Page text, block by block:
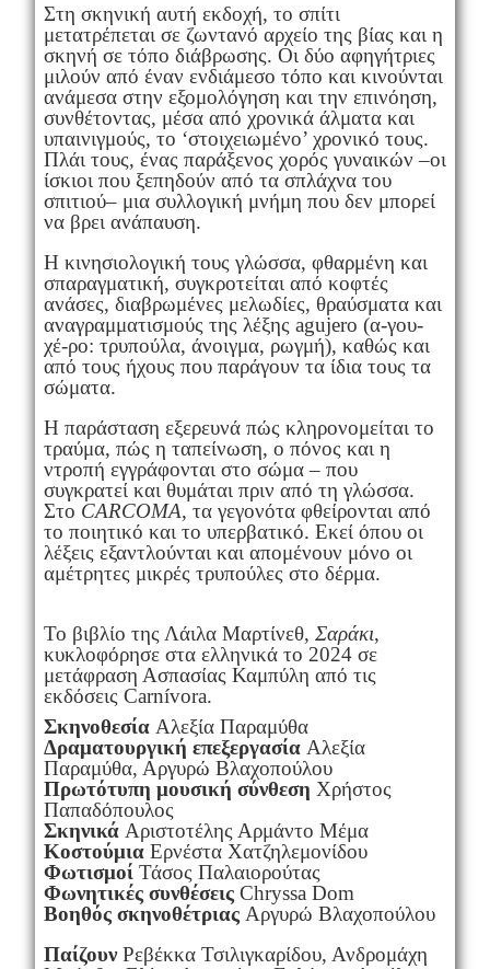
Στη σκηνική αυτή εκδοχή, το σπίτι
μετατρέπεται σε ζωντανό αρχείο της βίας και η
σκηνή σε τόπο διάβρωσης. Οι δύο αφηγήτριες
μιλούν από έναν ενδιάμεσο τόπο και κινούνται
ανάμεσα στην εξομολόγηση και την επινόηση,
συνθέτοντας, μέσα από χρονικά άλματα και
υπαινιγμούς, το ‘στοιχειωμένο’ χρονικό τους.
Πλάι τους, ένας παράξενος χορός γυναικών –οι
ίσκιοι που ξεπηδούν από τα σπλάχνα του
σπιτιού– μια συλλογική μνήμη που δεν μπορεί
να βρει ανάπαυση.
Η κινησιολογική τους γλώσσα, φθαρμένη και
σπαραγματική, συγκροτείται από κοφτές
ανάσες, διαβρωμένες μελωδίες, θραύσματα και
αναγραμματισμούς της λέξης agujero (α-γου-
χέ-ρο: τρυπούλα, άνοιγμα, ρωγμή), καθώς και
από τους ήχους που παράγουν τα ίδια τους τα
σώματα.
Η παράσταση εξερευνά πώς κληρονομείται το
τραύμα, πώς η ταπείνωση, ο πόνος και η
ντροπή εγγράφονται στο σώμα – που
συγκρατεί και θυμάται πριν από τη γλώσσα.
Στο CARCOMA, τα γεγονότα φθείρονται από
το ποιητικό και το υπερβατικό. Εκεί όπου οι
λέξεις εξαντλούνται και απομένουν μόνο οι
αμέτρητες μικρές τρυπούλες στο δέρμα.
Το βιβλίο της Λάιλα Μαρτίνεθ, Σαράκι,
κυκλοφόρησε στα ελληνικά το 2024 σε
μετάφραση Ασπασίας Καμπύλη από τις
εκδόσεις Carnívora.
Σκηνοθεσία Αλεξία Παραμύθα
Δραματουργική επεξεργασίαΑλεξία
Παραμύθα, Αργυρώ Βλαχοπούλου
Πρωτότυπη μουσική σύνθεση Χρήστος
Παπαδόπουλος
ΣκηνικάΑριστοτέλης Αρμάντο Μέμα
ΚοστούμιαΕρνέστα Χατζηλεμονίδου
ΦωτισμοίΤάσος Παλαιορούτας
Φωνητικές συνθέσειςChryssa Dom
Βοηθός σκηνοθέτριαςΑργυρώ Βλαχοπούλου
ΠαίζουνΡεβέκκα Τσιλιγκαρίδου, Ανδρομάχη